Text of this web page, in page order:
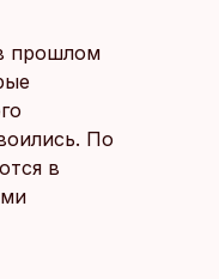
прошлом
По
в